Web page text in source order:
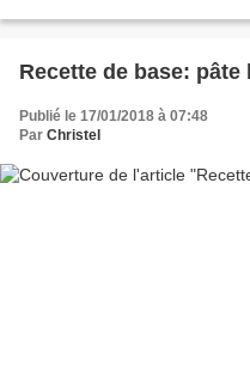
Recette de base:
Publié le 17/01/2018 à 07:48
Par Christel